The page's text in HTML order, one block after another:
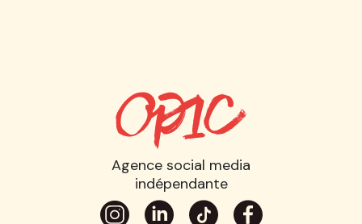
Agence social media
indépendante